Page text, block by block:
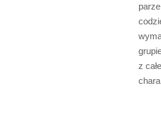
z